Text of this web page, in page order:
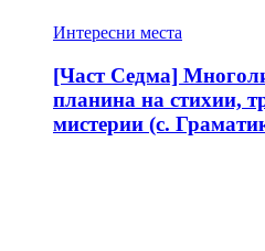
Интересни места
[Част Седма]
планина на стихии,
мистерии (с.